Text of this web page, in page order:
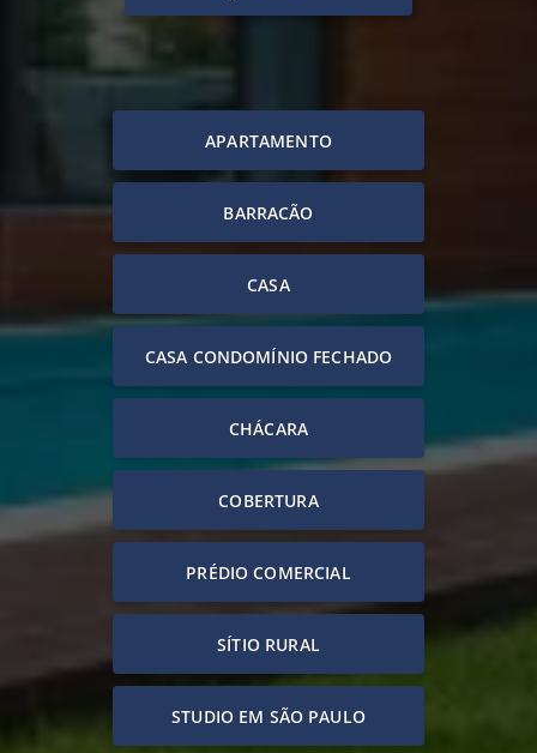
APARTAMENTO
BARRACÃO
CASA
CASA CONDOMÍNIO FECHADO
CHÁCARA
COBERTURA
PRÉDIO COMERCIAL
SÍTIO RURAL
STUDIO EM SÃO PAULO